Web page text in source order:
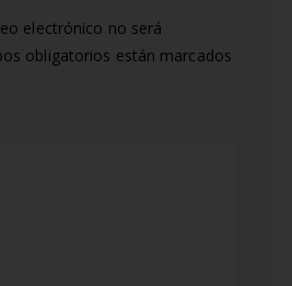
electrónico no será
obligatorios están marcados